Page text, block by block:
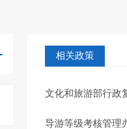
相关政策
文化和旅游部行政
导游等级考核管理